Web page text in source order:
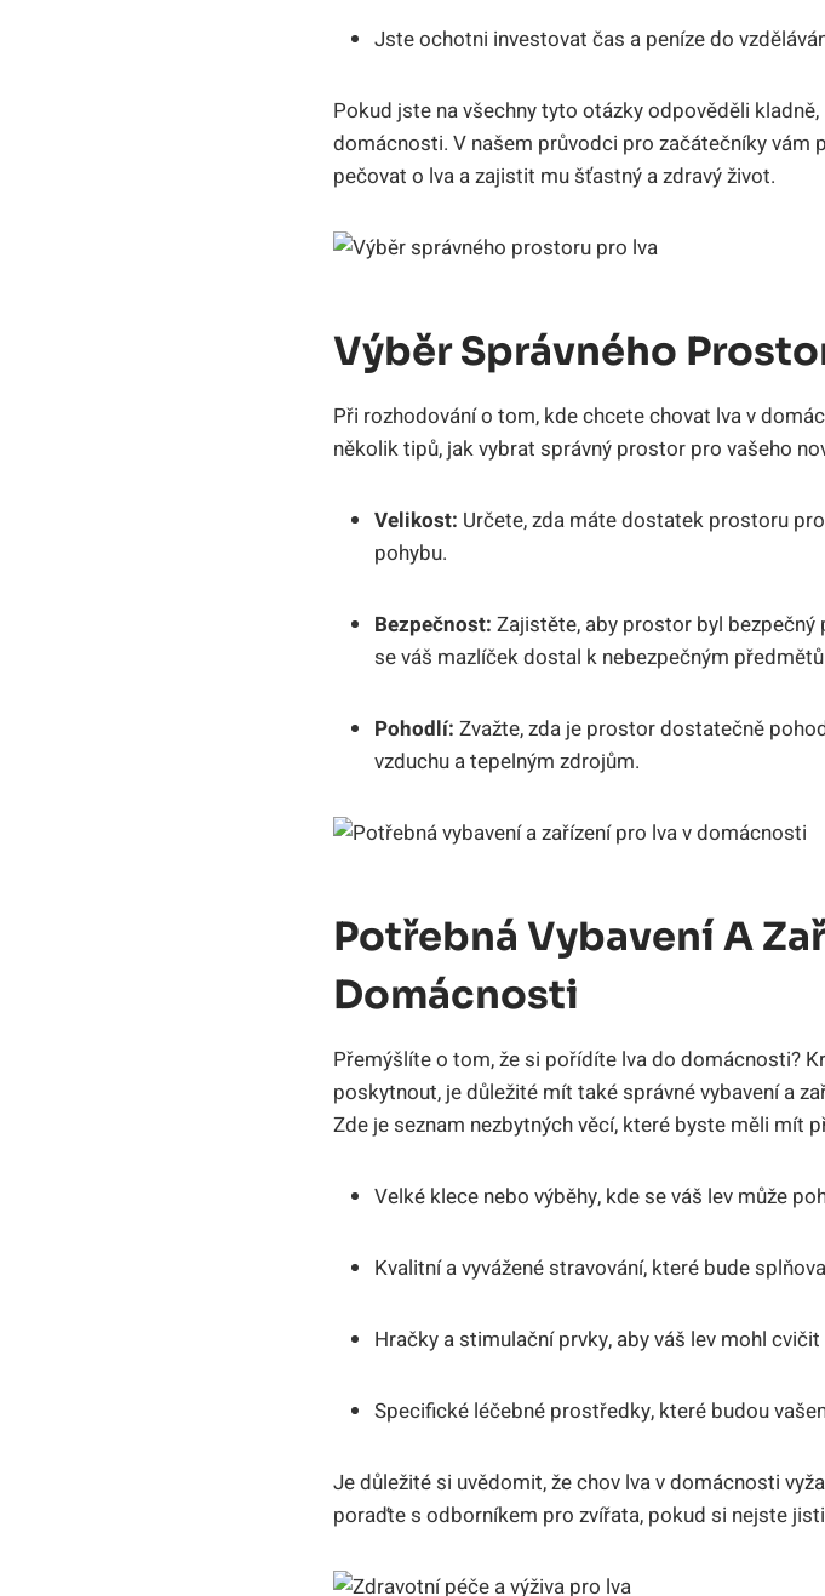
Jste ochotni investovat čas a peníze do
Pokud jste na všechny tyto otázky odpověděli
domácnosti. V našem průvodci pro začátečníky vám
pečovat o lva a zajistit mu šťastný a zdravý život.
Výběr Správného
Při rozhodování o tom, kde chcete chovat lva v
několik tipů, jak vybrat správný prostor pro vašeho
Velikost: Určete, zda máte dostatek prostoru
pohybu.
Bezpečnost: Zajistěte, aby prostor byl bezpečný
se váš mazlíček dostal k nebezpečným
Pohodlí: Zvažte, zda je prostor dostatečně
vzduchu a tepelným zdrojům.
Potřebná Vybavení A
Domácnosti
Přemýšlíte o tom, že si pořídíte lva do domácnosti?
poskytnout, je důležité mít také správné vybavení a
Zde je seznam nezbytných věcí, které byste měli mít
Velké klece nebo výběhy, kde se váš lev může
Kvalitní a vyvážené stravování, které bude
Hračky a stimulační prvky, aby váš lev mohl
Specifické léčebné prostředky, které budou
Je důležité si uvědomit, že chov lva v domácnosti
poraďte s odborníkem pro zvířata, pokud si nejste